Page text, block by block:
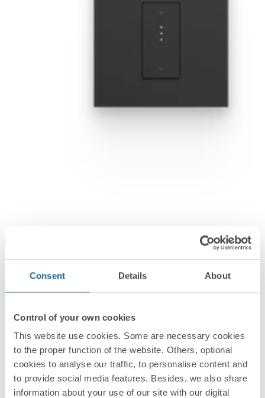
Consent Details About
Control of your own cookies
This website use cookies. Some are necessary cookies
to the proper function of the website. Others, optional
cookies to analyse our traffic, to personalise content and
to provide social media features. Besides, we also share
information about your use of our site with our digital
Simon 270
La beauté de la simplicité